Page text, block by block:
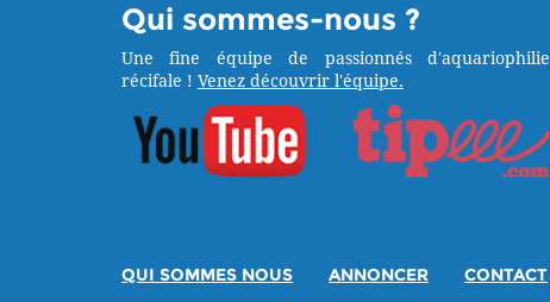
Qui sommes-nous ?
Une fine équipe de passionnés d'aquariophilie
récifale ! Venez découvrir l'équipe.
QUI SOMMES NOUS ANNONCER CONTACT